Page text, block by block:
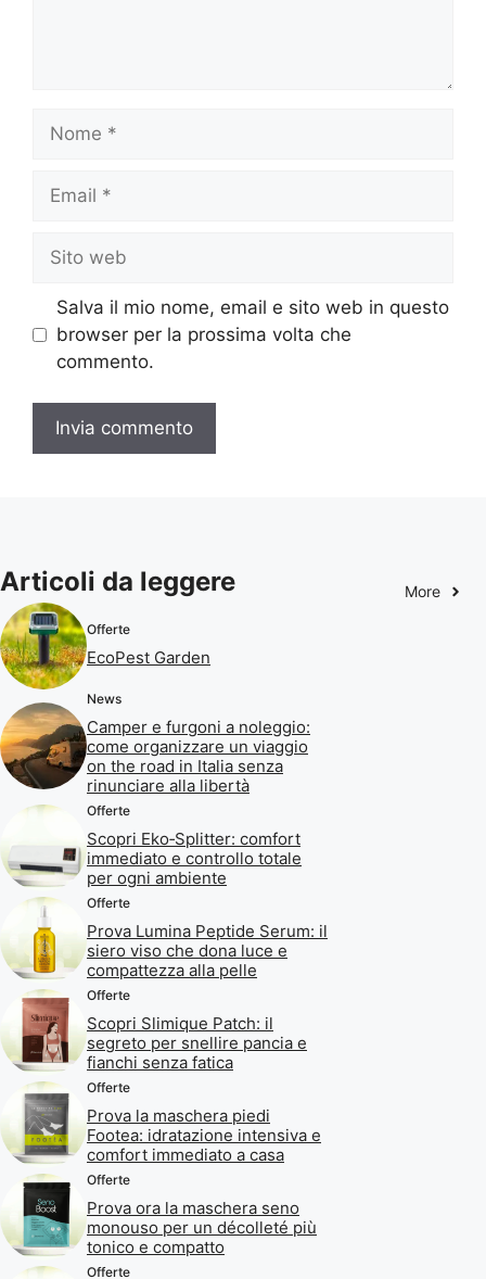
web
Salva il mio nome, email e sito web in questo
browser per la prossima volta che
commento.
Articoli da leggere More
Offerte
EcoPest Garden
News
Camper e furgoni a noleggio:
come organizzare un viaggio
on the road in Italia senza
rinunciare alla libertà
Offerte
Scopri Eko‑Splitter: comfort
immediato e controllo totale
per ogni ambiente
Offerte
Prova Lumina Peptide Serum: il
siero viso che dona luce e
compattezza alla pelle
Offerte
Scopri Slimique Patch: il
segreto per snellire pancia e
fianchi senza fatica
Offerte
Prova la maschera piedi
Footea: idratazione intensiva e
comfort immediato a casa
Offerte
Prova ora la maschera seno
monouso per un décolleté più
tonico e compatto
Offerte